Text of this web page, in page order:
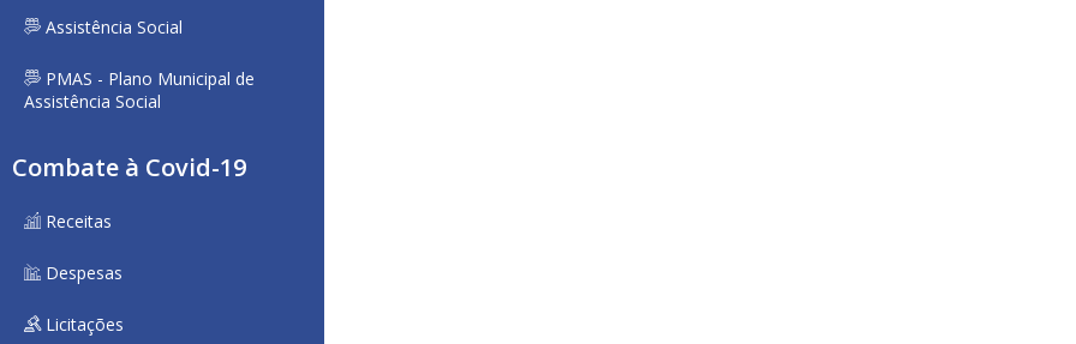
Assistência Social
PMAS - Plano Municipal de
Assistência Social
Combate à Covid-19
Receitas
Despesas
Licitações